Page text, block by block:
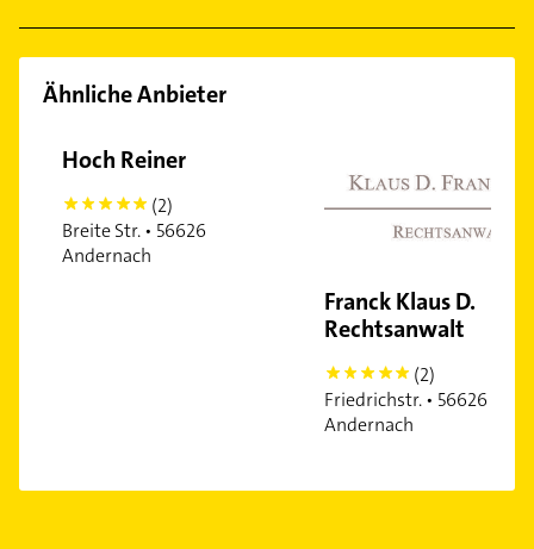
Ähnliche Anbieter
Hoch Reiner
5
(2)
Breite Str. • 56626
Andernach
Franck Klaus D.
Rechtsanwalt
5
(2)
Friedrichstr. • 56626
Andernach